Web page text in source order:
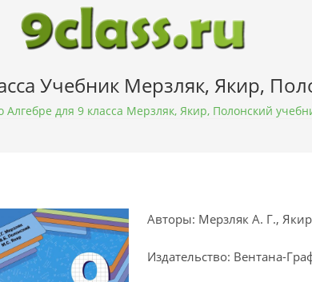
Учебник Мерзляк, Якир,
Алгебре для 9 класса Мерзляк, Якир, Полонский
Авторы: Мерзляк А. Г.,
Издательство: Вентана-